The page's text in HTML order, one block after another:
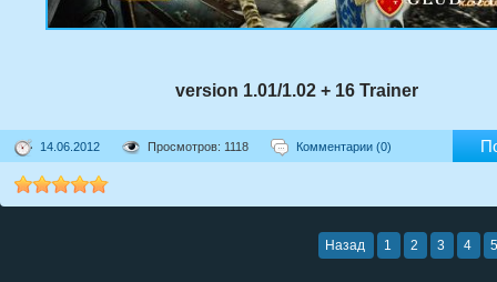
version 1.01/1.02 + 16 Trainer
14.06.2012 Просмотров: 1118 Комментарии (0)
Назад 1 2 3 4